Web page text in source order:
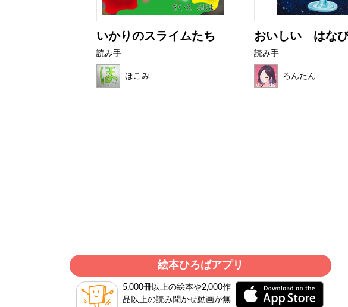
いかりのスライムたち
読み手
ほこみ
おいしい はな
読み手
ろんたん
絵本ひろばアプリ
5,000冊以上の絵本や2,000作
品以上の読み聞かせ動画が無